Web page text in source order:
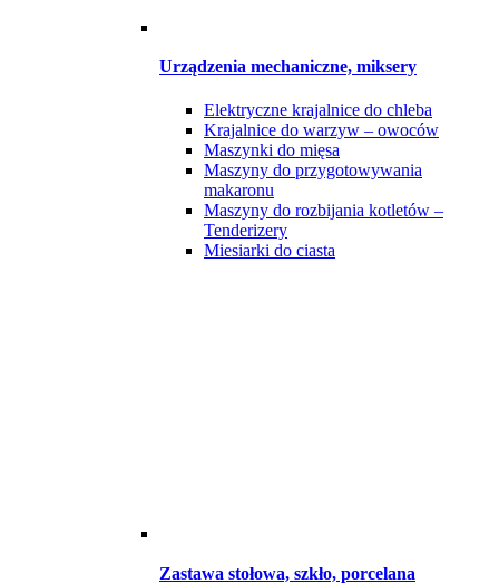
Urządzenia mechaniczne, miksery
Elektryczne krajalnice do chleba
Krajalnice do warzyw – owoców
Maszynki do mięsa
Maszyny do przygotowywania
makaronu
Maszyny do rozbijania kotletów –
Tenderizery
Miesiarki do ciasta
Zastawa stołowa, szkło, porcelana